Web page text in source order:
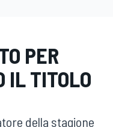
PER
IL TITOLO
della stagione